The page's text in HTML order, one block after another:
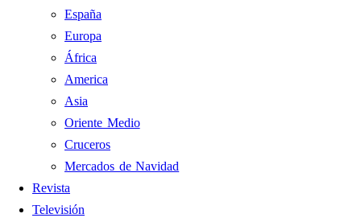
España
Europa
África
America
Asia
Oriente Medio
Cruceros
Mercados de Navidad
Revista
Televisión